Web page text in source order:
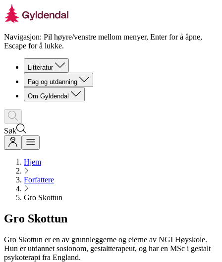
Navigasjon: Pil høyre/venstre mellom menyer, Enter for å åpne,
Escape for å lukke.
Litteratur
Fag og utdanning
Om Gyldendal
Søk
Hjem
Forfattere
Gro Skottun
Gro Skottun
Gro Skottun er en av grunnleggerne og eierne av NGI Høyskole.
Hun er utdannet sosionom, gestaltterapeut, og har en MSc i gestalt
psykoterapi fra England.